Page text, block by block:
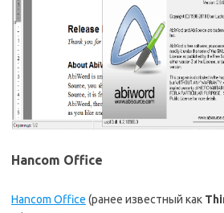
Hancom Office
Hancom Office (ранее известный как